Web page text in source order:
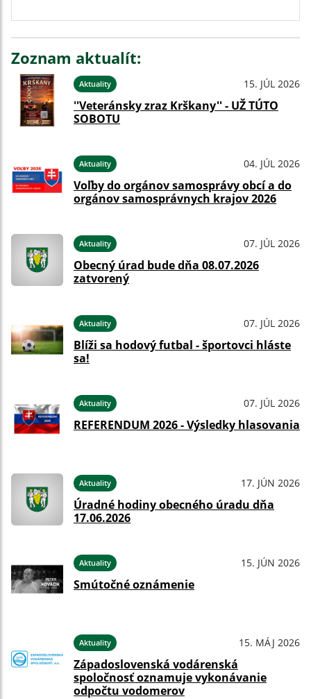
Zoznam aktualít:
Aktuality 15. JÚL 2026
''Veteránsky zraz Krškany'' - UŽ TÚTO
SOBOTU
Aktuality 04. JÚL 2026
Voľby do orgánov samosprávy obcí a do
orgánov samosprávnych krajov 2026
Aktuality 07. JÚL 2026
Obecný úrad bude dňa 08.07.2026
zatvorený
Aktuality 07. JÚL 2026
Blíži sa hodový futbal - športovci hláste
sa!
Aktuality 07. JÚL 2026
REFERENDUM 2026 - Výsledky hlasovania
Aktuality 17. JÚN 2026
Úradné hodiny obecného úradu dňa
17.06.2026
Aktuality 15. JÚN 2026
Smútočné oznámenie
Aktuality 15. MÁJ 2026
Západoslovenská vodárenská
spoločnosť oznamuje vykonávanie
odpočtu vodomerov